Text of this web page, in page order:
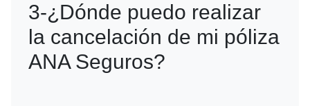
identificación oficial vigente, carátula de
la póliza, último comprobante de pago,
y una carta explicando la razón de la
3-¿Dónde puedo realizar
la cancelación de mi póliza
ANA Seguros?